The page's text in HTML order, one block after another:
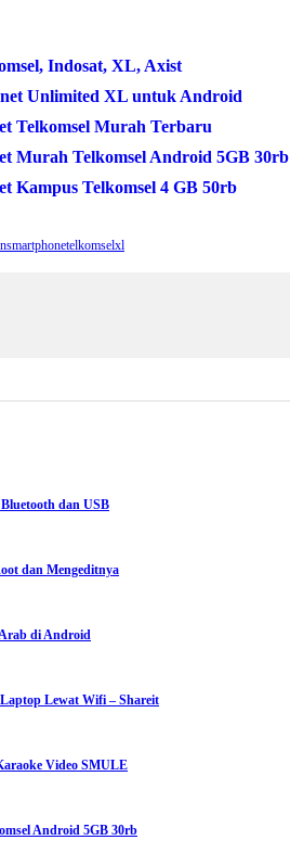
Indosat, XL, Axist
Unlimited XL untuk Android
Telkomsel Murah Terbaru
Murah Telkomsel Android 5GB 30rb
Kampus Telkomsel 4 GB 50rb
smartphonetelkomselxl
dan USB
dan Mengeditnya
di Android
Lewat Wifi – Shareit
Video SMULE
Android 5GB 30rb